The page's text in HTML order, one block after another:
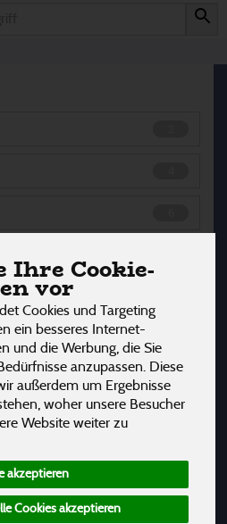
Ihre Cookie-
vor
Cookies und Targeting
ein besseres Internet-
und die Werbung, die Sie
anzupassen. Diese
außerdem um Ergebnisse
woher unsere Besucher
Website weiter zu
akzeptieren
Cookies akzeptieren
23
44